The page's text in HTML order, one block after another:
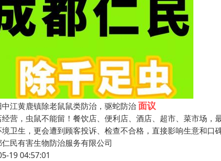
江黄鹿镇除老鼠鼠类防治，驱蛇防治面议
营，虫鼠不能留！餐饮店、便利店、酒店、超市、菜市场
卫生，更会遭到顾客投诉、检查不合格，直接影响生意和
民有害生物防治服务有限公司
19 04:57:01